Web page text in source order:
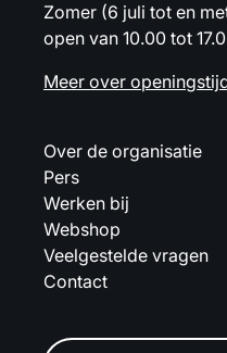
Zomer (6 juli tot en
open van 10.00 tot
Meer over
Over de organisatie
Pers
Werken bij
Webshop
Veelgestelde vragen
Contact